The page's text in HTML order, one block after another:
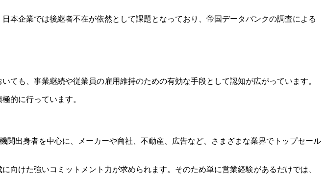
本企業では後継者不在が依然として課題となっており、帝国データバンクの調査による
も、事業継続や従業員の雇用維持のための有効な手段として認知が広がっています。
的に行っています。
出身者を中心に、メーカーや商社、不動産、広告など、さまざまな業界でトップセール
けた強いコミットメント力が求められます。そのため単に営業経験があるだけでは、